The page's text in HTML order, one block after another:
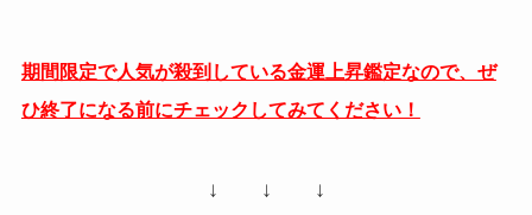
期間限定で人気が殺到している金運上昇鑑定なので、ぜ
ひ終了になる前にチェックしてみてください！
↓ ↓ ↓